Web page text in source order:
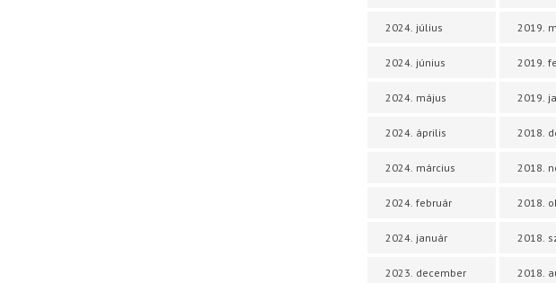
2024. július
2024. június
2024. május
2024. április
2024. március
2024. február
2024. január
2023. december
2019.
2019.
2019.
2018.
2018.
2018.
2018.
2018.